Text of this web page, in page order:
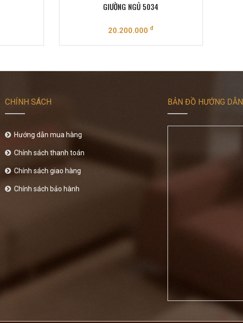
GIƯỜNG NGỦ 5034
20.200.000đ
CHÍNH SÁCH
Hướng dẫn mua hàng
Chính sách thanh toán
Chính sách giao hàng
Chính sách bảo hành
BẢN ĐỒ HƯỚNG DẪN